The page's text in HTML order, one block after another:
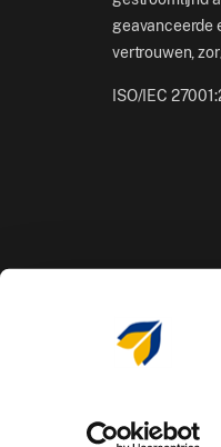
geavanceerde
vertrouwen,
ISO/IEC